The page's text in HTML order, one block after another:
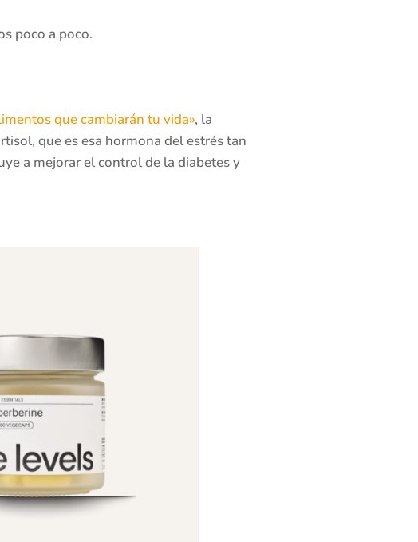
poco a poco.
que cambiarán tu vida», la
que es esa hormona del estrés tan
a mejorar el control de la diabetes y